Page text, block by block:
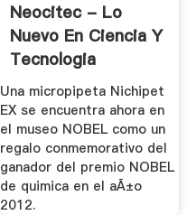
Neocitec - Lo
Nuevo En Ciencia Y
Tecnologia
Una micropipeta Nichipet
EX se encuentra ahora en
el museo NOBEL como un
regalo conmemorativo del
ganador del premio NOBEL
de quimica en el aÃ±o
2012.